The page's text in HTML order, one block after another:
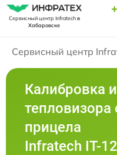
Сервисный центр Infratechв
Хабаровске
Сервисный центр
Калибровка
тепловизора
прицела
Infratech IT-